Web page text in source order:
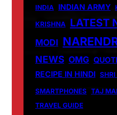
INDIA INDIAN ARMY
KRISHNA LATEST
MODI
NEWS OMG
RECIPE IN HINDI
SMARTPHONES TAJ
TRAVEL GUIDE